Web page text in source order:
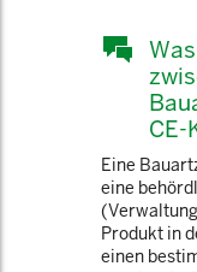
CE-
Eine
eine
Produkt in
einen